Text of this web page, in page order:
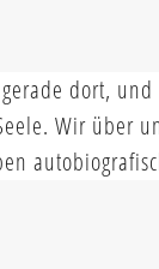
dort,
Wir über